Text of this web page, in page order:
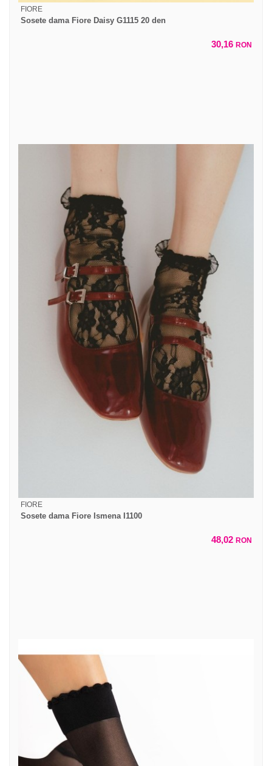
FIORE
Sosete dama Fiore Daisy G1115 20 den
30,16 RON
FIORE
Sosete dama Fiore Ismena I1100
48,02 RON